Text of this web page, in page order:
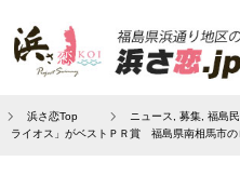
浜さ恋Top ニュース 募集 福島
ライオス」がベストＰＲ賞 福島県南相馬市の